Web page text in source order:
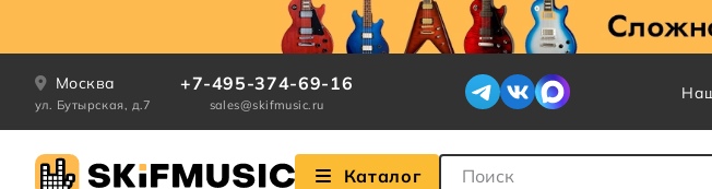
Москва
ул. Бутырская, д.7
+7-495-374-69-16
sales@skifmusic.ru
Каталог Поле для Поиска